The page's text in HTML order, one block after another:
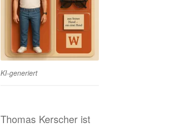
KI-generiert
Thomas Kerscher ist